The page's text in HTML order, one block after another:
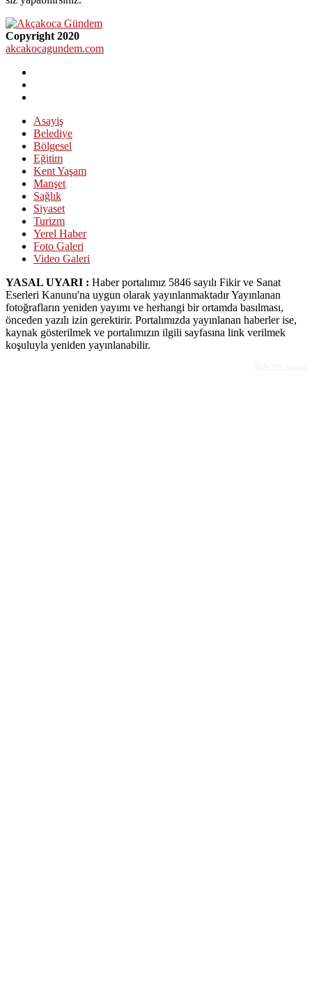
Copyright 2020
akcakocagundem.com
Asayiş
Belediye
Bölgesel
Eğitim
Kent Yaşam
Manşet
Sağlık
Siyaset
Turizm
Yerel Haber
Foto Galeri
Video Galeri
YASAL UYARI : Haber portalımız 5846 sayılı Fikir ve Sanat
Eserleri Kanunu'na uygun olarak yayınlanmaktadır Yayınlanan
fotoğrafların yeniden yayımı ve herhangi bir ortamda basılması,
önceden yazılı izin gerektirir. Portalımızda yayınlanan haberler ise,
kaynak gösterilmek ve portalımızın ilgili sayfasına link verilmek
koşuluyla yeniden yayınlanabilir.